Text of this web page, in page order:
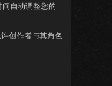
自动调整您的
创作者与其角色